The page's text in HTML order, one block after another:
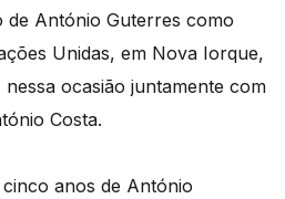
de António Guterres como
Unidas, em Nova Iorque,
ocasião juntamente com
Costa.
anos de António